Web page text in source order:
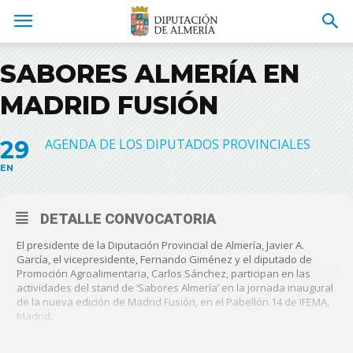
SABORES ALMERÍA EN
MADRID FUSIÓN
29
EN
AGENDA DE LOS DIPUTADOS PROVINCIALES
DETALLE CONVOCATORIA
El presidente de la Diputación Provincial de Almería, Javier A.
García, el vicepresidente, Fernando Giménez y el diputado de
Promoción Agroalimentaria, Carlos Sánchez, participan en las
actividades del stand de ‘Sabores Almería’ en la jornada inaugural
de la nueva edición de Madrid Fusión, en el Pabellón 14 de IFEMA,
Madrid.